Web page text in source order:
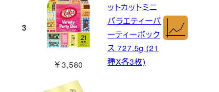
3
￥3,580
ットカットミニ
バラエティーパ
ーティーボック
ス 727.5g (21
種X各3枚)